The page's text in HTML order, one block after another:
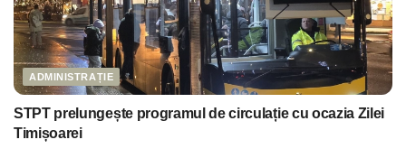
ADMINISTRAȚIE
STPT prelungește programul de circulație cu ocazia Zilei
Timișoarei